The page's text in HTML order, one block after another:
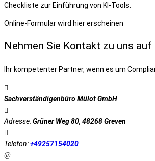
Checkliste zur Einführung von KI-Tools.
Online-Formular wird hier erscheinen
Nehmen Sie Kontakt zu uns auf
Ihr kompetenter Partner, wenn es um
Sachverständigenbüro Mülot GmbH
Adresse:Grüner Weg 80, 48268 Greven
Telefon:+49257154020